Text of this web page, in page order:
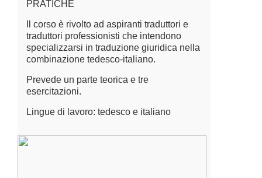
PRATICHE
Il corso è rivolto ad aspiranti traduttori e
traduttori professionisti che intendono
specializzarsi in traduzione giuridica nella
combinazione tedesco-italiano.
Prevede un parte teorica e tre
esercitazioni.
Lingue di lavoro: tedesco e italiano